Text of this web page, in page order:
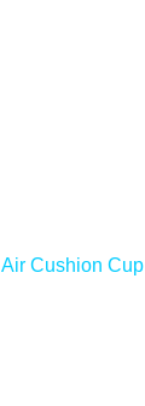
Cushion Cup